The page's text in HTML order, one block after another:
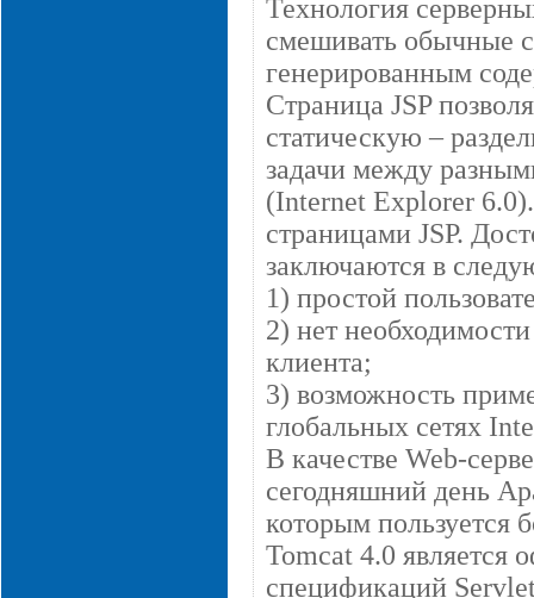
Технология
смешивать обычные
генерированным
Страница JSP
статическую –
задачи между
(Internet Explorer
страницами JSP.
заключаются в
1) простой
2) нет
клиента;
3) возможность
глобальных сетях
В качестве Web-
сегодняшний день
которым пользуется
Tomcat 4.0 является
спецификаций